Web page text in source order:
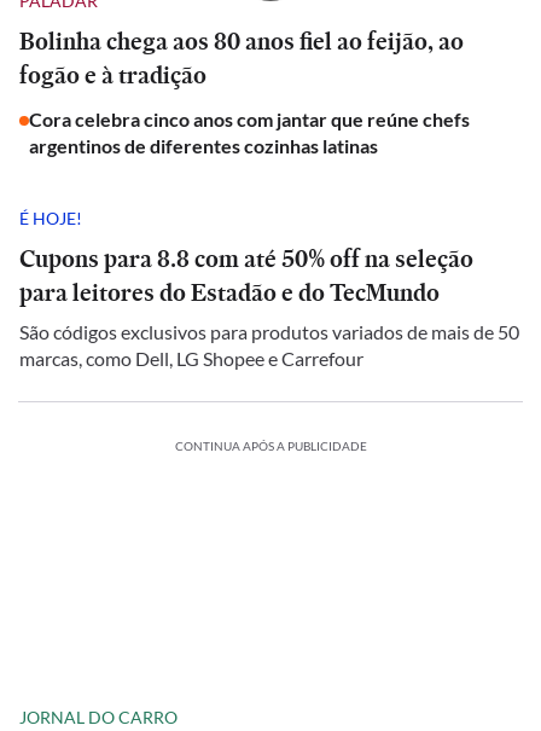
Bolinha chega aos 80 anos fiel ao feijão, ao
fogão e à tradição
Cora celebra cinco anos com jantar que reúne chefs
argentinos de diferentes cozinhas latinas
É HOJE!
Cupons para 8.8 com até 50% off na seleção
para leitores do Estadão e do TecMundo
São códigos exclusivos para produtos variados de mais de 50
marcas, como Dell, LG Shopee e Carrefour
CONTINUA APÓS A PUBLICIDADE
JORNAL DO CARRO